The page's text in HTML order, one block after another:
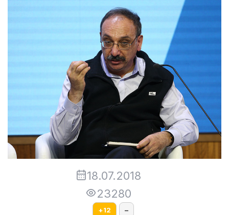
18.07.2018
23280
+12 –